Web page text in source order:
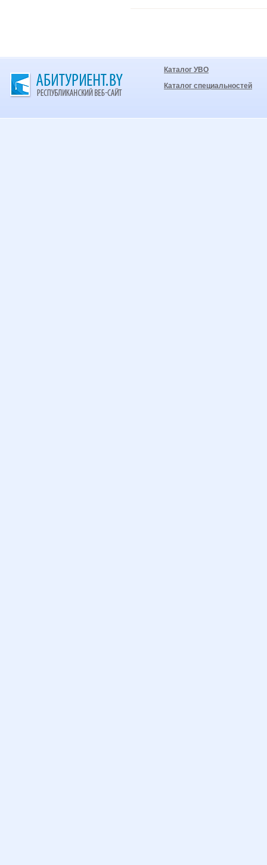
Каталог УВО
Каталог специальностей